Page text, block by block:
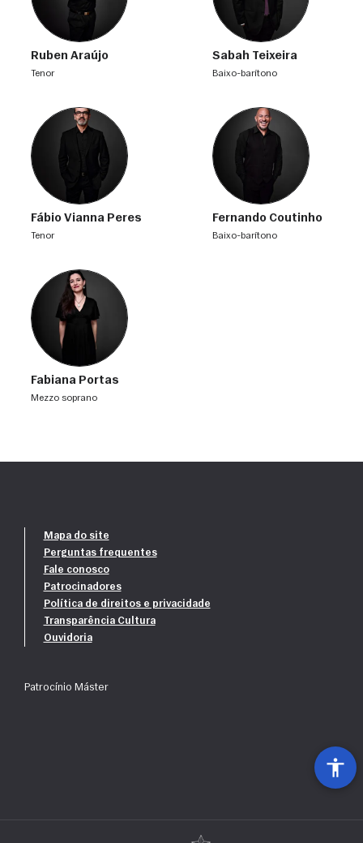
Ruben Araújo
tenor
Sabah Teixeira
baixo-barítono
Fábio Vianna Peres
tenor
Fernando Coutinho
baixo-barítono
Fabiana Portas
mezzo soprano
Mapa do site
Perguntas frequentes
Fale conosco
Patrocinadores
Política de direitos e privacidade
Transparência Cultura
Ouvidoria
Patrocínio Máster